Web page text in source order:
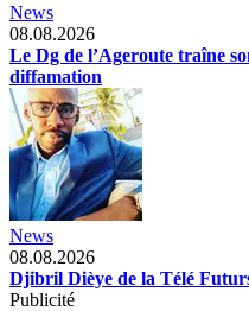
News
08.08.2026
Le Dg de l’Ageroute traîne
diffamation
News
08.08.2026
Djibril Dièye de la Télé
Publicité